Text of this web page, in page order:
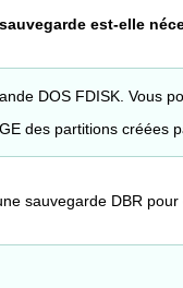
est-elle
DOS FDISK. Vous
des partitions créées
sauvegarde DBR pour